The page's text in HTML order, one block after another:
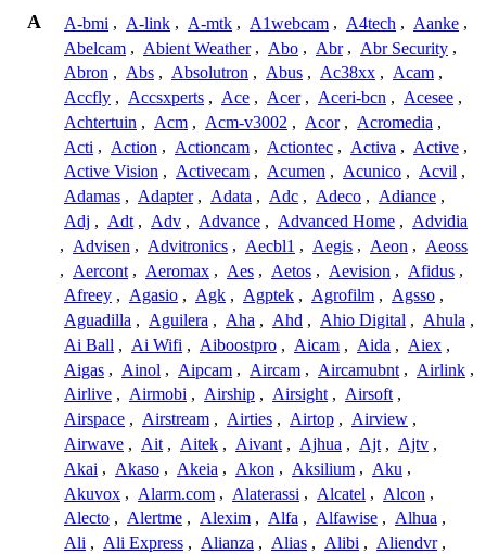
A A-bmi , A-link , A-mtk , A1webcam , A4tech , Aanke ,
Abelcam , Abient Weather , Abo , Abr , Abr Security ,
Abron , Abs , Absolutron , Abus , Ac38xx , Acam ,
Accfly , Accsxperts , Ace , Acer , Aceri-bcn , Acesee ,
Achtertuin , Acm , Acm-v3002 , Acor , Acromedia ,
Acti , Action , Actioncam , Actiontec , Activa , Active ,
Active Vision , Activecam , Acumen , Acunico , Acvil ,
Adamas , Adapter , Adata , Adc , Adeco , Adiance ,
Adj , Adt , Adv , Advance , Advanced Home , Advidia
, Advisen , Advitronics , Aecbl1 , Aegis , Aeon , Aeoss
, Aercont , Aeromax , Aes , Aetos , Aevision , Afidus ,
Afreey , Agasio , Agk , Agptek , Agrofilm , Agsso ,
Aguadilla , Aguilera , Aha , Ahd , Ahio Digital , Ahula ,
Ai Ball , Ai Wifi , Aiboostpro , Aicam , Aida , Aiex ,
Aigas , Ainol , Aipcam , Aircam , Aircamubnt , Airlink ,
Airlive , Airmobi , Airship , Airsight , Airsoft ,
Airspace , Airstream , Airties , Airtop , Airview ,
Airwave , Ait , Aitek , Aivant , Ajhua , Ajt , Ajtv ,
Akai , Akaso , Akeia , Akon , Aksilium , Aku ,
Akuvox , Alarm.com , Alaterassi , Alcatel , Alcon ,
Alecto , Alertme , Alexim , Alfa , Alfawise , Alhua ,
Ali , Ali Express , Alianza , Alias , Alibi , Aliendvr ,